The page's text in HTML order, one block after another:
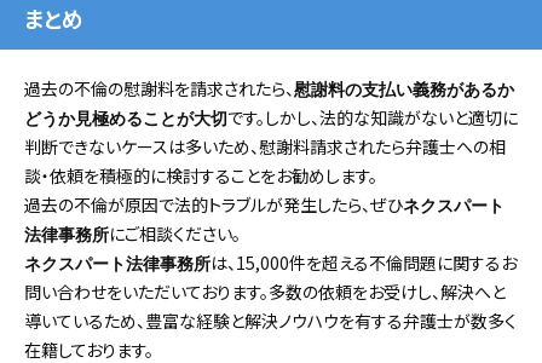
まとめ
過去の不倫の慰謝料を請求されたら、 慰謝料の支払い義務があるか
どうか見極めることが大切 です。しかし、法的な知識がないと適切に
判断できないケースは多いため、慰謝料請求されたら弁護士への相
談・依頼を積極的に検討することをお勧めします。
過去の不倫が原因で法的トラブルが発生したら、ぜひネクスパート
法律事務所にご相談ください。
ネクスパート法律事務所は、15,000件を超える不倫問題に関するお
問い合わせをいただいております。多数の依頼をお受けし、解決へと
導いているため、豊富な経験と解決ノウハウを有する弁護士が数多く
在籍しております。